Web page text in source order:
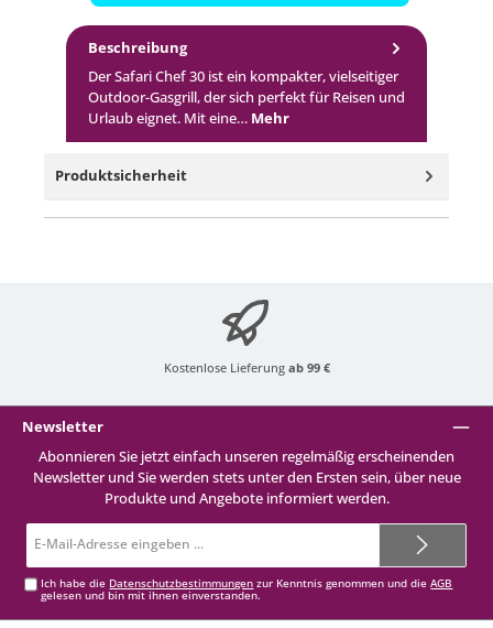
Beschreibung
Der Safari Chef 30 ist ein kompakter, vielseitiger
Outdoor-Gasgrill, der sich perfekt für Reisen und
Urlaub eignet. Mit eine… Mehr
Produktsicherheit
Kostenlose Lieferung ab 99 €
Newsletter
Abonnieren Sie jetzt einfach unseren regelmäßig erscheinenden
Newsletter und Sie werden stets unter den Ersten sein, über neue
Produkte und Angebote informiert werden.
Mail-
Ich habe die Datenschutzbestimmungen zur Kenntnis genommen und dieAGB
gelesen und bin mit ihnen einverstanden.